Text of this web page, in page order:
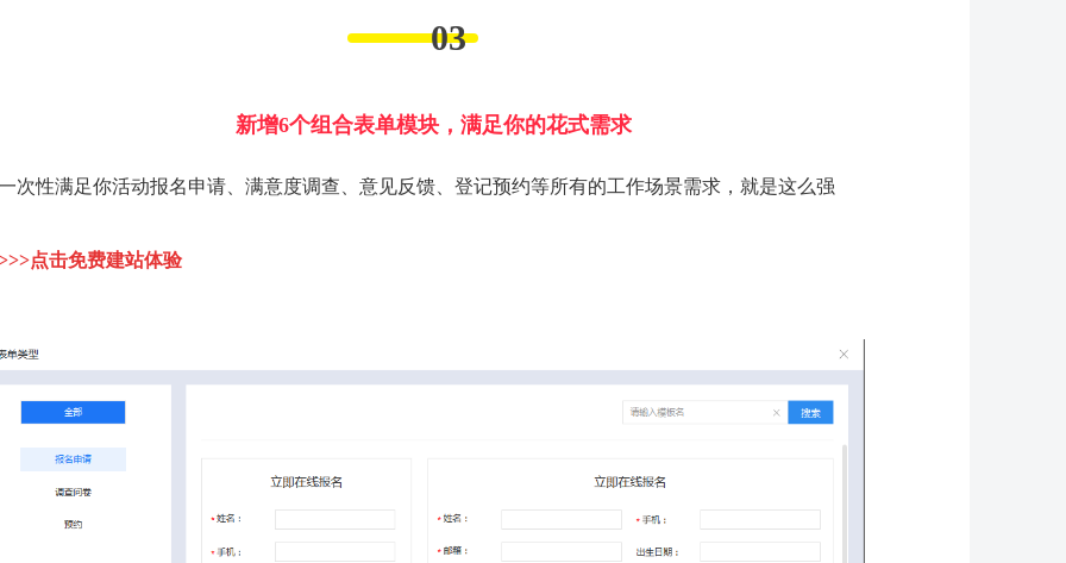
03
新增6个组合表单模块，满足你的花式需求
次性满足你活动报名申请、满意度调查、意见反馈、登记预约等所有的工作场景需求，就是这么强
点击免费建站体验